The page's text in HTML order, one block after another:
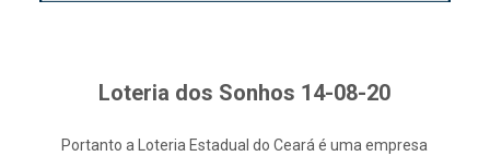
Loteria dos Sonhos 14-08-20
Portanto a Loteria Estadual do Ceará é uma empresa